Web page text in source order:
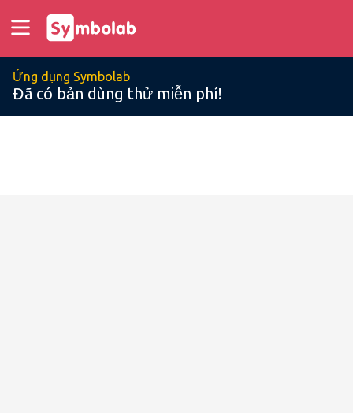
Ứng dụng Symbolab
Đã có bản dùng thử miễn phí!